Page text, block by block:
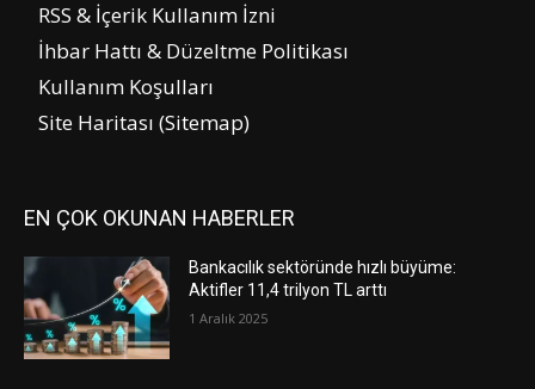
RSS & İçerik Kullanım İzni
İhbar Hattı & Düzeltme Politikası
Kullanım Koşulları
Site Haritası (Sitemap)
EN ÇOK OKUNAN HABERLER
Bankacılık sektöründe hızlı büyüme:
Aktifler 11,4 trilyon TL arttı
1 Aralık 2025